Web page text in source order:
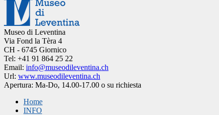
Museo di Leventina
Via Fond la Tèra 4
CH - 6745 Giornico
Tel: +41 91 864 25 22
Email: info@museodileventina.ch
Url: www.museodileventina.ch
Apertura: Ma-Do, 14.00-17.00 o su richiesta
Home
INFO